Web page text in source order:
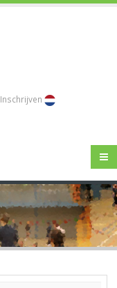
Inschrijven